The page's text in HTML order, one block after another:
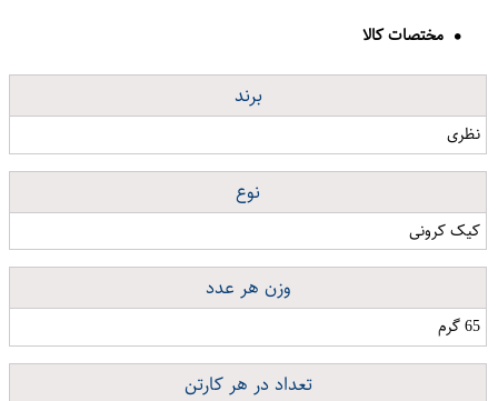
مختصات کالا
برند
نظری
نوع
کیک کرونی
وزن هر عدد
65 گرم
تعداد در هر کارتن